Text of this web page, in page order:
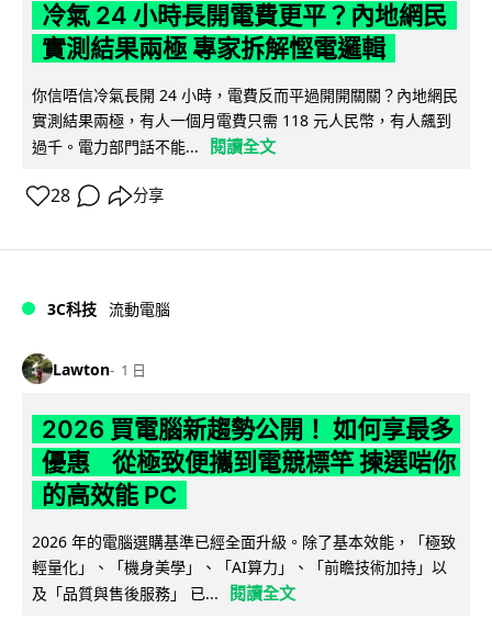
冷氣 24 小時長開電費更平？內地網民
實測結果兩極 專家拆解慳電邏輯
你信唔信冷氣長開 24 小時，電費反而平過開開關關？內地網民
實測結果兩極，有人一個月電費只需 118 元人民幣，有人飆到
過千。電力部門話不能...
閱讀全文
28 分享
3C科技 流動電腦
Lawton 1 日
2026 買電腦新趨勢公開！ 如何享最多
優惠 從極致便攜到電競標竿 揀選啱你
的高效能 PC
2026 年的電腦選購基準已經全面升級。除了基本效能，「極致
輕量化」、「機身美學」、「AI算力」、「前瞻技術加持」以
及「品質與售後服務」 已...
閱讀全文